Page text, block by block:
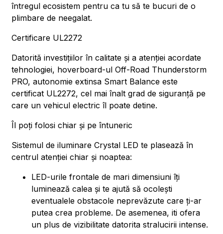
întregul ecosistem pentru ca tu să te bucuri de o
plimbare de neegalat.
Certificare UL2272
Datorită investițiilor în calitate și a atenției acordate
tehnologiei, hoverboard-ul Off-Road Thunderstorm
PRO, autonomie extinsa Smart Balance este
certificat UL2272, cel mai înalt grad de siguranță pe
care un vehicul electric îl poate detine.
Îl poți folosi chiar și pe întuneric
Sistemul de iluminare Crystal LED te plasează în
centrul atenției chiar și noaptea:
LED-urile frontale de mari dimensiuni îți
luminează calea și te ajută să ocolești
eventualele obstacole neprevăzute care ți-ar
putea crea probleme. De asemenea, iti ofera
un plus de vizibilitate datorita stralucirii intense.